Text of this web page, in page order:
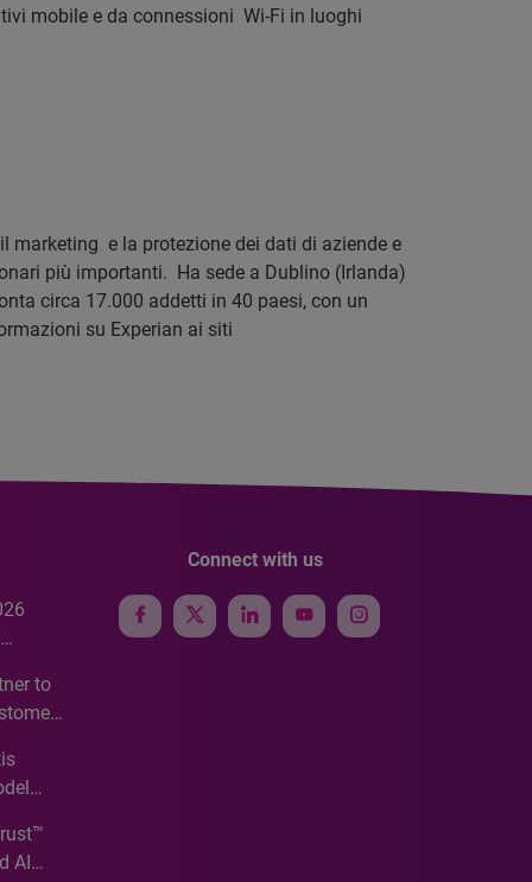
mobile e da connessioni Wi-Fi in luoghi
marketing e la protezione dei dati di aziende e
più importanti. Ha sede a Dublino (Irlanda)
circa 17.000 addetti in 40 paesi, con un
su Experian ai siti
to
AI
Connect with us